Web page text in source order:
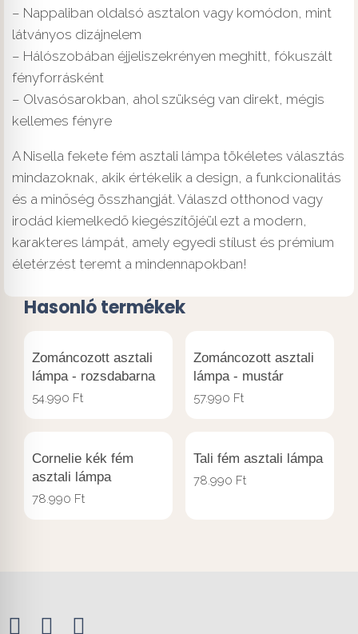
– Nappaliban oldalsó asztalon vagy komódon, mint
látványos dizájnelem
– Hálószobában éjjeliszekrényen meghitt, fókuszált
fényforrásként
– Olvasósarokban, ahol szükség van direkt, mégis
kellemes fényre
A Nisella fekete fém asztali lámpa tökéletes választás
mindazoknak, akik értékelik a design, a funkcionalitás
és a minőség összhangját. Válaszd otthonod vagy
irodád kiemelkedő kiegészítőjéül ezt a modern,
karakteres lámpát, amely egyedi stílust és prémium
életérzést teremt a mindennapokban!
Hasonló termékek
Zománcozott asztali
lámpa - rozsdabarna
54.990 Ft
Zománcozott asztali
lámpa - mustár
57.990 Ft
Cornelie kék fém
asztali lámpa
78.990 Ft
Tali fém asztali lámpa
78.990 Ft